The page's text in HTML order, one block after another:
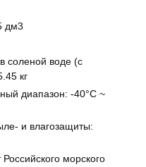
дм3
соленой воде (с
кг
диапазон: -40°C ~
и влагозащиты:
морского